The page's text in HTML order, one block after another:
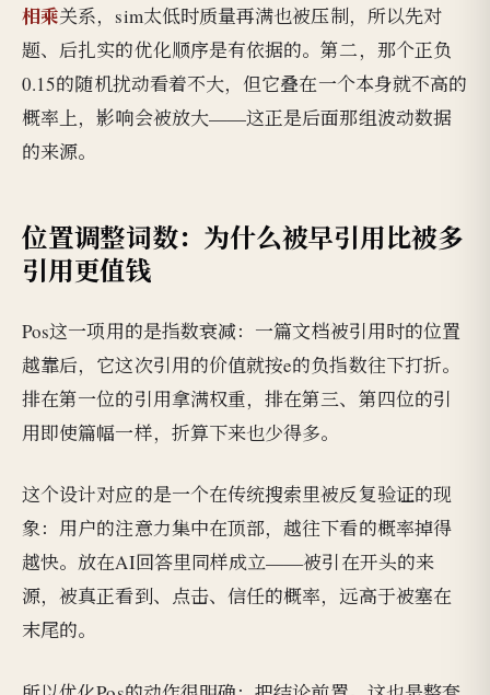
相乘关系，sim太低时质量再满也被压制，所以先对
题、后扎实的优化顺序是有依据的。第二，那个正负
0.15的随机扰动看着不大，但它叠在一个本身就不高的
概率上，影响会被放大——这正是后面那组波动数据
的来源。
位置调整词数：为什么被早引用比被多
引用更值钱
Pos这一项用的是指数衰减：一篇文档被引用时的位置
越靠后，它这次引用的价值就按e的负指数往下打折。
排在第一位的引用拿满权重，排在第三、第四位的引
用即使篇幅一样，折算下来也少得多。
这个设计对应的是一个在传统搜索里被反复验证的现
象：用户的注意力集中在顶部，越往下看的概率掉得
越快。放在AI回答里同样成立——被引在开头的来
源，被真正看到、点击、信任的概率，远高于被塞在
末尾的。